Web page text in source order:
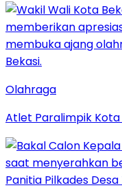
Olahraga
Atlet Paralimpik Kota